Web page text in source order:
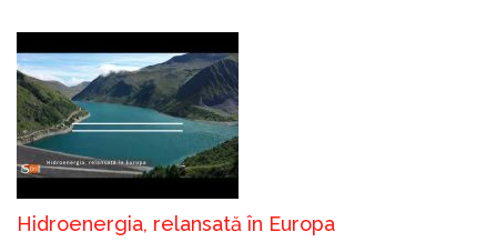
Hidroenergia, relansată în Europa